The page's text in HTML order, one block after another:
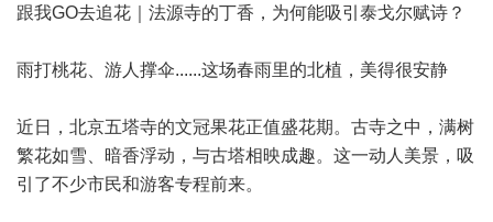
跟我GO去追花｜法源寺的丁香，为何能吸引泰戈尔赋诗？
雨打桃花、游人撑伞......这场春雨里的北植，美得很安静
近日，北京五塔寺的文冠果花正值盛花期。古寺之中，满树
繁花如雪、暗香浮动，与古塔相映成趣。这一动人美景，吸
引了不少市民和游客专程前来。